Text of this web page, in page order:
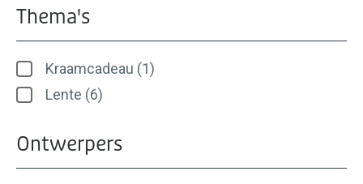
Thema's
Thema's
Kraamcadeau (1)
Lente (6)
Ontwerpers